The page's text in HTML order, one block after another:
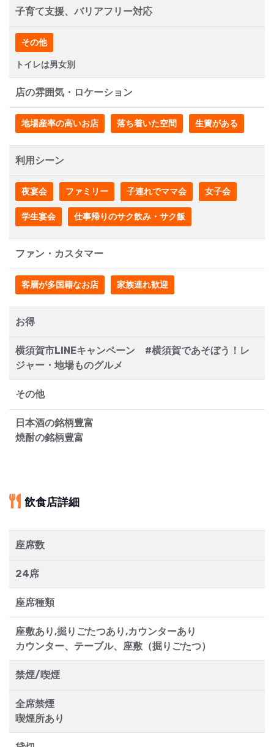
子育て支援、バリアフリー対応
その他
トイレは男女別
店の雰囲気・ロケーション
地場産率の高いお店 落ち着いた空間 生簀がある
利用シーン
夜宴会 ファミリー 子連れでママ会 女子会
学生宴会 仕事帰りのサク飲み・サク飯
ファン・カスタマー
客層が多国籍なお店 家族連れ歓迎
お得
横須賀市LINEキャンペーン #横須賀であそぼう！レ
ジャー・地場ものグルメ
その他
日本酒の銘柄豊富
焼酎の銘柄豊富
飲食店詳細
座席数
24席
座席種類
座敷あり,掘りごたつあり,カウンターあり
カウンター、テーブル、座敷（掘りごたつ）
禁煙/喫煙
全席禁煙
喫煙所あり